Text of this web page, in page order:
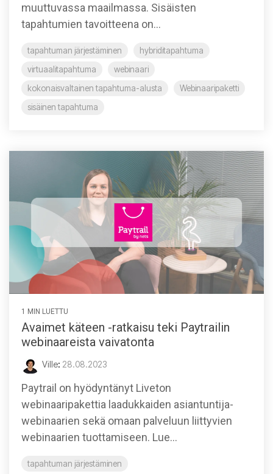
muuttuvassa maailmassa. Sisäisten
tapahtumien tavoitteena on...
tapahtuman järjestäminen
hybriditapahtuma
virtuaalitapahtuma
webinaari
kokonaisvaltainen tapahtuma-alusta
Webinaaripaketti
sisäinen tapahtuma
1 MIN LUETTU
Avaimet käteen -ratkaisu teki Paytrailin
webinaareista vaivatonta
Ville: 28.08.2023
Paytrail on hyödyntänyt Liveton
webinaaripakettia laadukkaiden asiantuntija-
webinaarien sekä omaan palveluun liittyvien
webinaarien tuottamiseen. Lue...
tapahtuman järjestäminen